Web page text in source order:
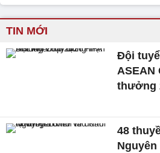
TIN MỚI
Đội
ASEAN
thưởng
48